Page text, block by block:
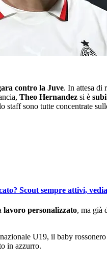
contro la Juve. In attesa di
Theo Hernandez si è
staff sono tutte concentrate
Scout sempre attivi,
lavoro personalizzato, ma già
U19, il baby rossonero
in azzurro.